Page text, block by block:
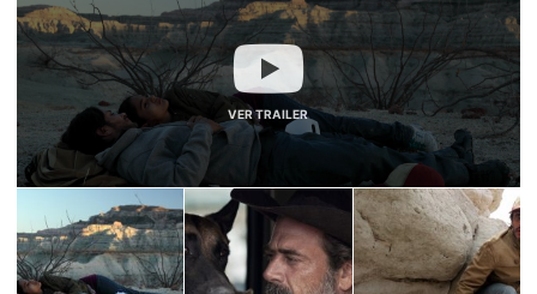
VER TRAILER